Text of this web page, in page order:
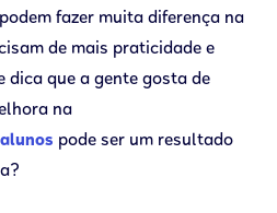
fazer muita diferença na
de mais praticidade e
dica que a gente gosta de
na
pode ser um resultado